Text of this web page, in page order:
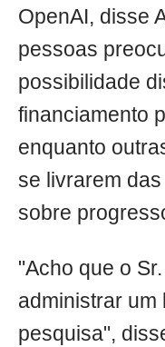
OpenAI, disse
pessoas
possibilidade
financiamento
enquanto
se livrarem
sobre
"Acho que o
administrar um
pesquisa",